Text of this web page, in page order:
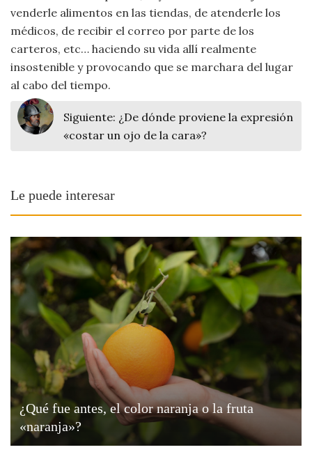
venderle alimentos en las tiendas, de atenderle los
médicos, de recibir el correo por parte de los
carteros, etc… haciendo su vida allí realmente
insostenible y provocando que se marchara del lugar
al cabo del tiempo.
Siguiente: ¿De dónde proviene la expresión
«costar un ojo de la cara»?
Le puede interesar
¿Qué fue antes, el color naranja o la fruta
«naranja»?